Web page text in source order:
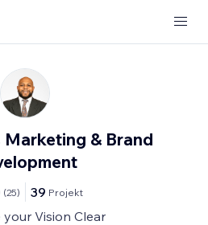
& Brand
(25) 39 Projekt
your Vision Clear